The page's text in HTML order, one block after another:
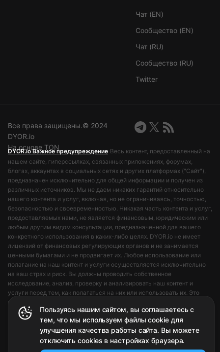
Пользуясь нашим сайтом, вы соглашаетесь с
тем, что мы используем файлы cookie для
улучшения качества работы сайта. Вы можете
отключить cookies в настройках браузера.
Чат (EN)
Сообщество (EN)
Чат (RU)
Сообщество (RU)
Twitter
Все права защищены.©️ 2024
DYOR.io
На основе TON
DYOR.io Важное предупреждение Весь контент, предоставленный на
нашем сайте, гиперссылках, связанных приложениях, форумах,
блогах, аккаунтах в социальных сетях и других платформах ("Сайт"),
предназначен исключительно для общей информации и получен из
различных источников. Мы не даем никаких гарантий относительно
нашего контента и услуг, включая, но не ограничиваясь, точностью,
безопасностью и своевременностью. Никакая часть контента и услуг,
предоставляемых нами, не является финансовым, юридическим или
любым другим видом консультации, предназначенной для вашего
конкретного использования в каких-либо целях. DYOR.io не имеет
лицензий от финансовых регулирующих органов и не занимается
ценными бумагами и не продвигает их. Любое использование или
полагание на наш контент и услуги осуществляется исключительно
на ваш страх и риск. Вы должны проводить собственное
исследование, анализ, проверку и анализировать наш контент и
услуги перед тем, как полагаться на них или использовать их. Это
соответствует нашему основному принципу: Do Your Own Research
(DYOR).